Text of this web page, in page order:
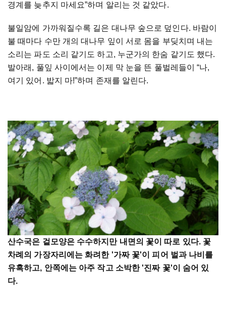
경계를 늦추지 마세요”하며 알리는 것 같았다.
불일암에 가까워질수록 길은 대나무 숲으로 덮인다. 바람이
불 때마다 수만 개의 대나무 잎이 서로 몸을 부딪치며 내는
소리는 파도 소리 같기도 하고, 누군가의 한숨 같기도 했다.
발아래 , 풀잎 사이에서는 이제 막 눈을 뜬 풀벌레들이 “나,
여기
있어 . 밟지 마!”하며 존재를 알린다.
산수국은 겉모양은 수수하지만 내면의 꽃이 따로 있다. 꽃
차례의 가장자리에는 화려한'가짜 꽃'이 피어 벌과 나비를
유혹하고, 안쪽에는 아주 작고 소박한'진짜 꽃'이 숨어 있
다.